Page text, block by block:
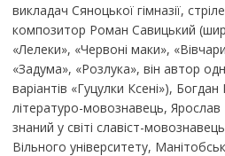
викладач Сяноцької гімназії,
композитор Роман Савицький
«Лелеки», «Червоні маки»,
«Задума», «Розлука», він автор
варіантів «Гуцулки Ксені»),
літературо-мовознавець,
знаний у світі славіст-
Вільного університету,